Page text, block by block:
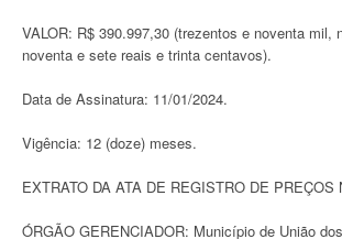
VALOR: R$ 390.997,30 (trezentos e noventa mil,
noventa e sete reais e trinta centavos).
Data de Assinatura: 11/01/2024.
Vigência: 12 (doze) meses.
EXTRATO DA ATA DE REGISTRO DE PREÇOS
ÓRGÃO GERENCIADOR: Município de União